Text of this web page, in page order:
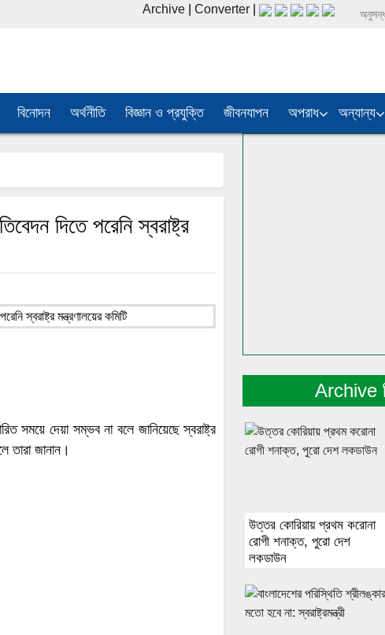
Archive Converter
বিনোদন অর্থনীতি বিজ্ঞান ও প্রযুক্তি জীবনযাপন অপরাধ অন্যান্য
দিতে পরেনি স্বরাষ্ট্র
সময়ে দেয়া সম্ভব না বলে জানিয়েছে স্বরাষ্ট্র
তারা জানান।
Archive
উত্তর কোরিয়ায় প্রথম করোনা
রোগী শনাক্ত, পুরো দেশ
লকডাউন